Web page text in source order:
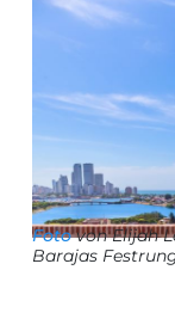
Fotovon Elijah
Barajas